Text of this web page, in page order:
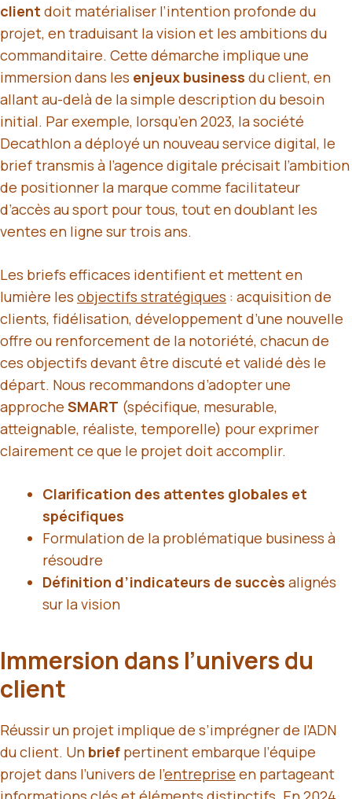
client doit matérialiser l’intention profonde du
projet, en traduisant la vision et les ambitions du
commanditaire. Cette démarche implique une
immersion dans les enjeux business du client, en
allant au-delà de la simple description du besoin
initial. Par exemple, lorsqu’en 2023, la société
Decathlon a déployé un nouveau service digital, le
brief transmis à l’agence digitale précisait l’ambition
de positionner la marque comme facilitateur
d’accès au sport pour tous, tout en doublant les
ventes en ligne sur trois ans.
Les briefs efficaces identifient et mettent en
lumière les objectifs stratégiques : acquisition de
clients, fidélisation, développement d’une nouvelle
offre ou renforcement de la notoriété, chacun de
ces objectifs devant être discuté et validé dès le
départ. Nous recommandons d’adopter une
approche SMART (spécifique, mesurable,
atteignable, réaliste, temporelle) pour exprimer
clairement ce que le projet doit accomplir.
Clarification des attentes globales et
spécifiques
Formulation de la problématique business à
résoudre
Définition d’indicateurs de succès alignés
sur la vision
Immersion dans l’univers du
client
Réussir un projet implique de s’imprégner de l’ADN
du client. Un brief pertinent embarque l’équipe
projet dans l’univers de l’entreprise en partageant